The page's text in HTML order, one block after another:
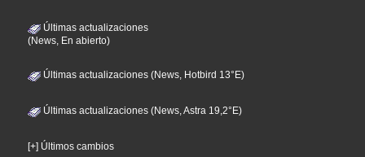
Últimas actualizaciones
(News, En abierto)
Últimas actualizaciones (News, Hotbird 13°E)
Últimas actualizaciones (News, Astra 19,2°E)
[+] Últimos cambios